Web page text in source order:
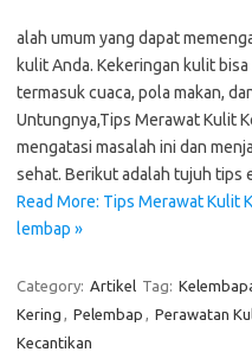
alah umum yang dapat
kulit Anda. Kekeringan kulit
termasuk cuaca, pola makan,
Untungnya,Tips Merawat Kulit
mengatasi masalah ini dan
sehat. Berikut adalah tujuh
Read More: Tips Merawat Kulit
lembap »
Category: Artikel Tag:
Kering , Pelembap , Perawatan
Kecantikan